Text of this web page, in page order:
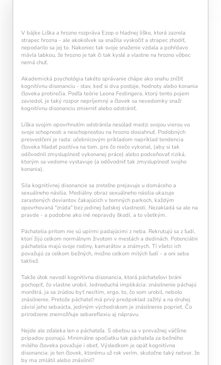
Kalendár sleduje vašu dennú tréningovú
Modré políčko:Bez tréningu
Oranžové políčko:Farba ukazuje intenzitu
tréningu, ako svietivosť žiarovky.
1 cvičenie = 20 % intenzity
5 cvičení = 100 % intenzity
1 2 3 4 5
V bájke Liška a hrozno rozpráva Ezop o hladnej líške, ktorá zazrela
strapec hrozna - ale akokoľvek sa snažila vyskočiť a strapec zhodiť,
nepodarilo sa jej to. Nakoniec tak svoje snaženie vzdala a pohŕdavo
mávla labkou, že hrozno je tak či tak kyslé a vlastne na hrozno vôbec
nemá chuť.
Akademická psychológia takéto správanie chápe ako snahu znížiť
kognitívnu disonanciu - stav, keď si dva postoje, hodnoty alebo konania
človeka protirečia. Podľa teórie Leona Festingera, ktorý tento pojem
zaviedol, je taký rozpor nepríjemný a človek sa nevedomky snaží
kognitívnu disonanciu zmierniť alebo odstrániť.
Líška svojím opovrhnutím odstránila nesúlad medzi svojou vierou vo
svoje schopnosti a neschopnosťou na hrozno dosiahnuť. Podobných
presvedčení je rada: učebnicovým príkladom napríklad tendencia
človeka hľadať pozitíva na tom, pre čo niečo vykonal, (aby si tak
odôvodnil zmysluplnosť vykonanej práce) alebo podceňovať riziká,
ktorým sa vedome vystavuje (a odôvodniť tak zmysluplnosť svojho
konania).
Sila kognitívnej disonancie sa zreteľne prejavuje u domáceho a
sexuálneho násilia. Mediálny obraz sexuálneho násilia ukazuje
zarastených deviantov čakajúcich v temných parkoch, každým
opovrhovaná "zrúda" bez jedinej ľudskej vlastnosti. Nezakladá sa ale na
pravde - a podobne ako iné nepravdy škodí, a to všetkým.
Páchatelia pritom nie sú upírmi padajúcimi z neba. Rekrutujú sa z ľudí,
ktorí žijú celkom normálnym životom v mestách a dedinách. Potenciálni
páchatelia majú svoje rodiny, kamarátov a známych. Tí všetci ich
považujú za celkom bežných, možno celkom milých ľudí - a oni seba
taktiež.
Takže útok navodí kognitívna disonancia, ktorá páchateľovi bráni
pochopiť, čo vlastne urobil. Jednoduchá implikácia: znásilnenie páchajú
monštrá, ja sa zrúdou byť necítim, ergo, to, čo som urobil, nebolo
znásilnenie. Pretože páchateľ má prvý predpoklad zažitý a na druhej
závisí jeho sebaúcta, jediným východiskom je znásilnenie poprieť. Čo
prirodzene znemožňuje sebareflexiu aj nápravu.
Nejde ale zďaleka len o páchateľa. S obeťou sa v prevažnej väčšine
prípadov poznajú. Minimálne spočiatku tak páchateľa za bežného
milého človeka považuje i obeť. Výsledkom je opäť kognitívna
disonancia: je ten človek, ktorému už rok verím, skutočne taký netvor, že
by ma zmlátil alebo znásilnil?